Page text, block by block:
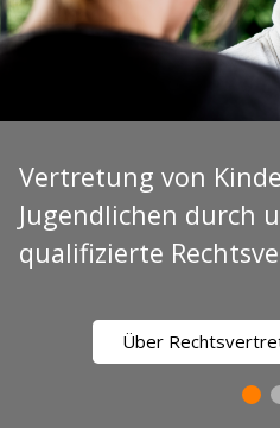
Vertretung von
Jugendlichen durch
qualifizierte
Über